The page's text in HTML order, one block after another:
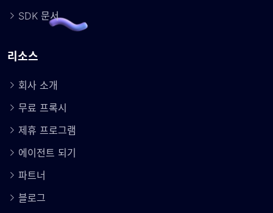
SDK 문서
리소스
회사 소개
무료 프록시
제휴 프로그램
에이전트 되기
파트너
블로그